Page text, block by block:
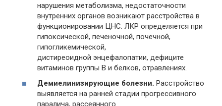
нарушения метаболизма, недостаточности
внутренних органов возникают расстройства в
функционировании ЦНС. ЛКР определяется при
гипоксической, печеночной, почечной,
гипогликемической,
дистиреоидной энцефалопатии, дефиците
витаминов группы B и белков, отравлениях.
Демиелинизирующие болезни. Расстройство
выявляется на ранней стадии прогрессивного
паралича, рассеянного